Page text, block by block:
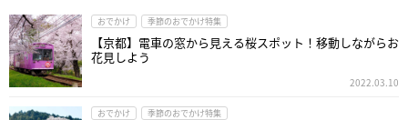
おでかけ 季節のおでかけ特集
【京都】電車の窓から見える桜スポット！移動しながらお
花見しよう
2022.03.10
おでかけ 季節のおでかけ特集